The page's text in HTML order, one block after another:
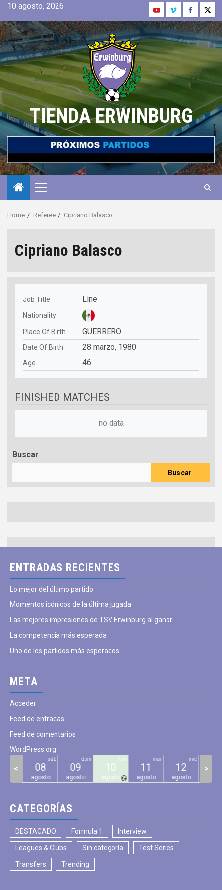
10 agosto, 2026
TIENDA ERWINBURG
Home Referee Cipriano Balasco
Cipriano Balasco
Job Title Line
Nationality
Place Of Birth GUERRERO
Date Of Birth 28 marzo, 1980
Age 46
FINISHED MATCHES
no data
Buscar
Buscar
ENTRADAS RECIENTES
Lo mejor del último partido
Momentos icónicos de la última jugada
Las mejores impresiones de TSV Erwinburg al ganar
La competencia más esperada
Uno de los partidos más esperados
META
Acceder
Feed de entradas
Feed de comentarios
WordPress.org
08
agosto
sáb
09
agosto
dom
10
agosto
lun
11
agosto
mar
12
agosto
mié
< >
CATEGORÍAS
DESTACADO Formula 1 Interview
Leagues & Clubs Sin categoría Test Series
Transfers Trending